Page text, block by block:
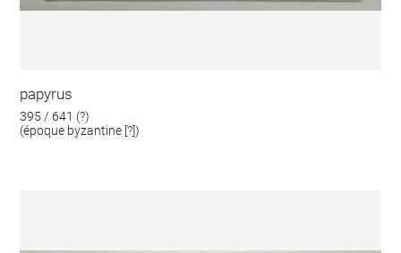
papyrus
395 / 641 (?)
(époque byzantine [?])